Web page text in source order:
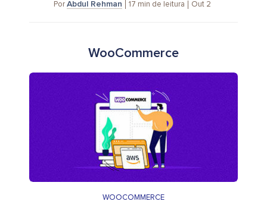
Por Abdul Rehman 17 min de leitura Out 2
WooCommerce
WOOCOMMERCE